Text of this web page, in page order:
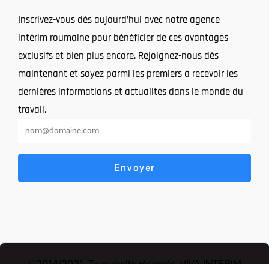
Inscrivez-vous dès aujourd’hui avec notre agence
intérim roumaine pour bénéficier de ces avantages
exclusifs et bien plus encore. Rejoignez-nous dès
maintenant et soyez parmi les premiers à recevoir les
dernières informations et actualités dans le monde du
travail.
Envoyer